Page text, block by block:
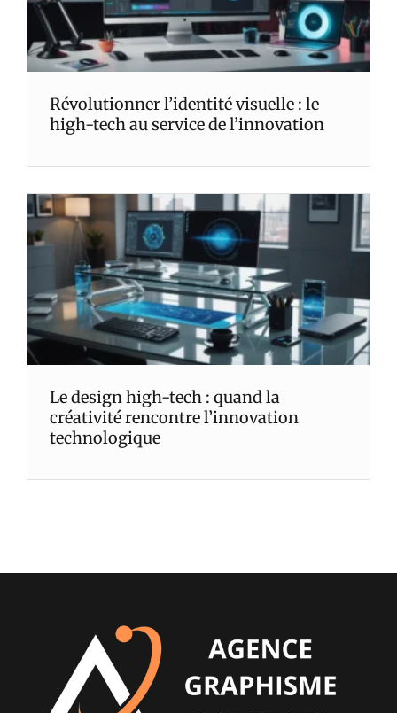
Révolutionner l’identité visuelle : le
high-tech au service de l’innovation
Le design high-tech : quand la
créativité rencontre l’innovation
technologique